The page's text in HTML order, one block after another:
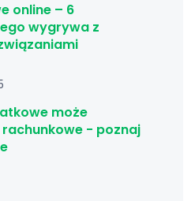
online – 6
wygrywa z
może
- poznaj